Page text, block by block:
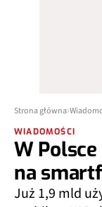
Strona główna
WIADOMOŚCI
W
na
Już 1,9 mld